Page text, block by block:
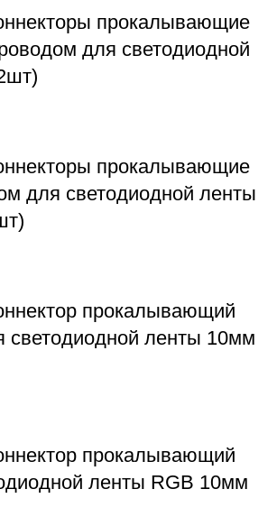
прокалывающие
для светодиодной
прокалывающие
для светодиодной ленты
прокалывающий
светодиодной ленты 10мм
прокалывающий
ленты RGB 10мм